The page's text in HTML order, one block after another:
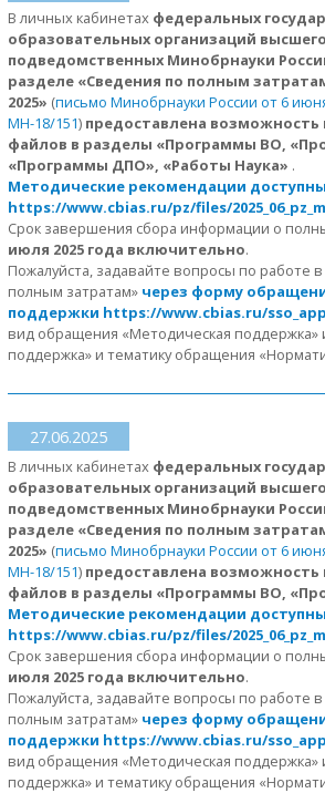
В личных кабинетах федеральных
образовательных организаций
подведомственных Минобрнауки
разделе «Сведения по полным
2025» (письмо Минобрнауки России от 6
МН-18/151) предоставлена
файлов в разделы «Программы ВО,
«Программы ДПО», «Работы Наука» .
Методические рекомендации
https://www.cbias.ru/pz/files/
Срок завершения сбора информации о
июля 2025 года включительно.
Пожалуйста, задавайте вопросы по работе
полным затратам» через форму
поддержки https://www.cbias.ru/
вид обращения «Методическая поддержка»
поддержка» и тематику обращения
27.06.2025
В личных кабинетах федеральных
образовательных организаций
подведомственных Минобрнауки
разделе «Сведения по полным
2025» (письмо Минобрнауки России от 6
МН-18/151) предоставлена
файлов в разделы «Программы ВО,
Методические рекомендации
https://www.cbias.ru/pz/files/
Срок завершения сбора информации о
июля 2025 года включительно.
Пожалуйста, задавайте вопросы по работе
полным затратам» через форму
поддержки https://www.cbias.ru/
вид обращения «Методическая поддержка»
поддержка» и тематику обращения